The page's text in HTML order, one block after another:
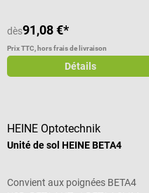
dès91,08 €*
Prix TTC, hors frais de livraison
Détails
HEINE Optotechnik
Unité de sol HEINE BETA4
Convient aux poignées BETA4